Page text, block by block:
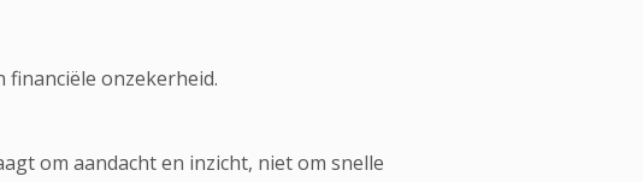
onzekerheid.
om aandacht en inzicht, niet om snelle